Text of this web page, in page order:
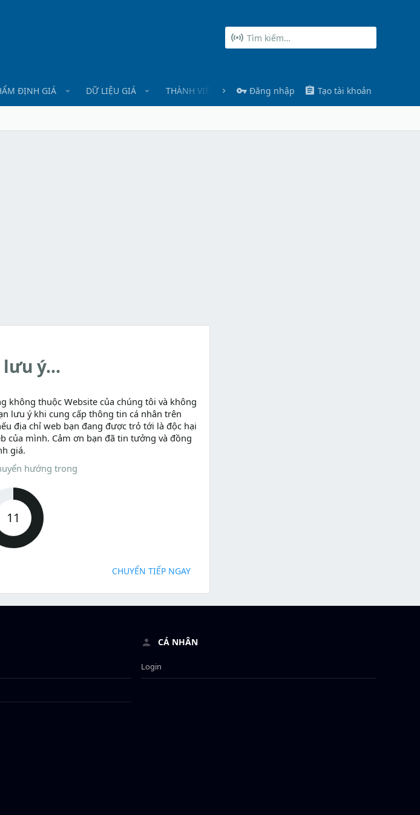
ĐỊNH GIÁ DỮ LIỆU GIÁ THÀNH VIÊN Đăng nhập Tạo tài khoản
lưu ý...
không thuộc Website của chúng tôi và không
lưu ý khi cung cấp thông tin cá nhân trên
địa chỉ web bạn đang được trỏ tới là độc hại
của mình. Cảm ơn bạn đã tin tưởng và đồng
giá.
hướng trong
11
CHUYỂN TIẾP NGAY
CÁ NHÂN
Login